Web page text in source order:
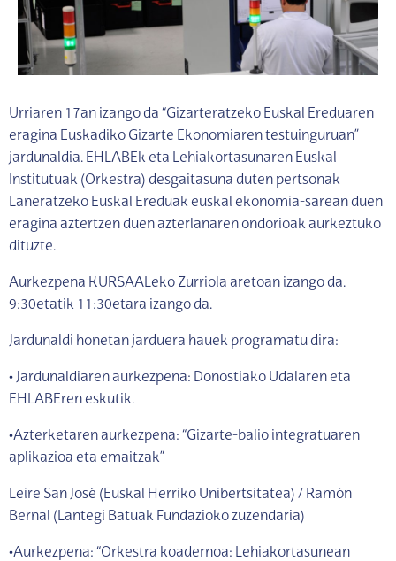
Urriaren 17an izango da “Gizarteratzeko Euskal Ereduaren
eragina Euskadiko Gizarte Ekonomiaren testuinguruan”
jardunaldia. EHLABEk eta Lehiakortasunaren Euskal
Institutuak (Orkestra) desgaitasuna duten pertsonak
Laneratzeko Euskal Ereduak euskal ekonomia-sarean duen
eragina aztertzen duen azterlanaren ondorioak aurkeztuko
dituzte.
Aurkezpena KURSAALeko Zurriola aretoan izango da.
9:30etatik 11:30etara izango da.
Jardunaldi honetan jarduera hauek programatu dira:
• Jardunaldiaren aurkezpena: Donostiako Udalaren eta
EHLABEren eskutik.
•Azterketaren aurkezpena: “Gizarte-balio integratuaren
aplikazioa eta emaitzak”
Leire San José (Euskal Herriko Unibertsitatea) / Ramón
Bernal (Lantegi Batuak Fundazioko zuzendaria)
•Aurkezpena: “Orkestra koadernoa: Lehiakortasunean